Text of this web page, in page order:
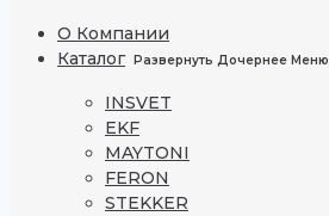
О Компании
Каталог
Развернуть Дочернее Меню
INSVET
EKF
MAYTONI
FERON
STEKKER